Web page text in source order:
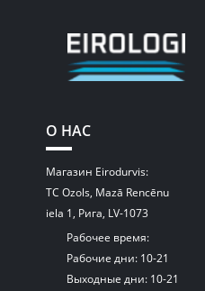
О НАС
Магазин Eirodurvis:
TC Ozols, Mazā Rencēnu
iela 1, Рига, LV-1073
Рабочее время:
Рабочие дни: 10-21
Выходные дни: 10-21